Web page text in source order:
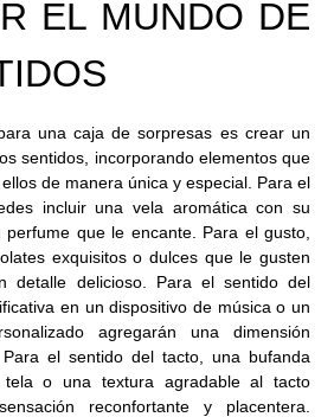
EL MUNDO DE
una caja de sorpresas es crear un
sentidos, incorporando elementos que
de manera única y especial. Para el
incluir una vela aromática con su
que le encante. Para el gusto,
exquisitos o dulces que le gusten
detalle delicioso. Para el sentido del
en un dispositivo de música o un
agregarán una dimensión
el sentido del tacto, una bufanda
o una textura agradable al tacto
reconfortante y placentera.